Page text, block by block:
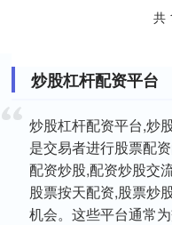
共
炒股杠杆配资平台
炒股杠杆配资平台,炒
是交易者进行股票配
配资炒股,配资炒股交
股票按天配资,股票炒
机会。这些平台通常